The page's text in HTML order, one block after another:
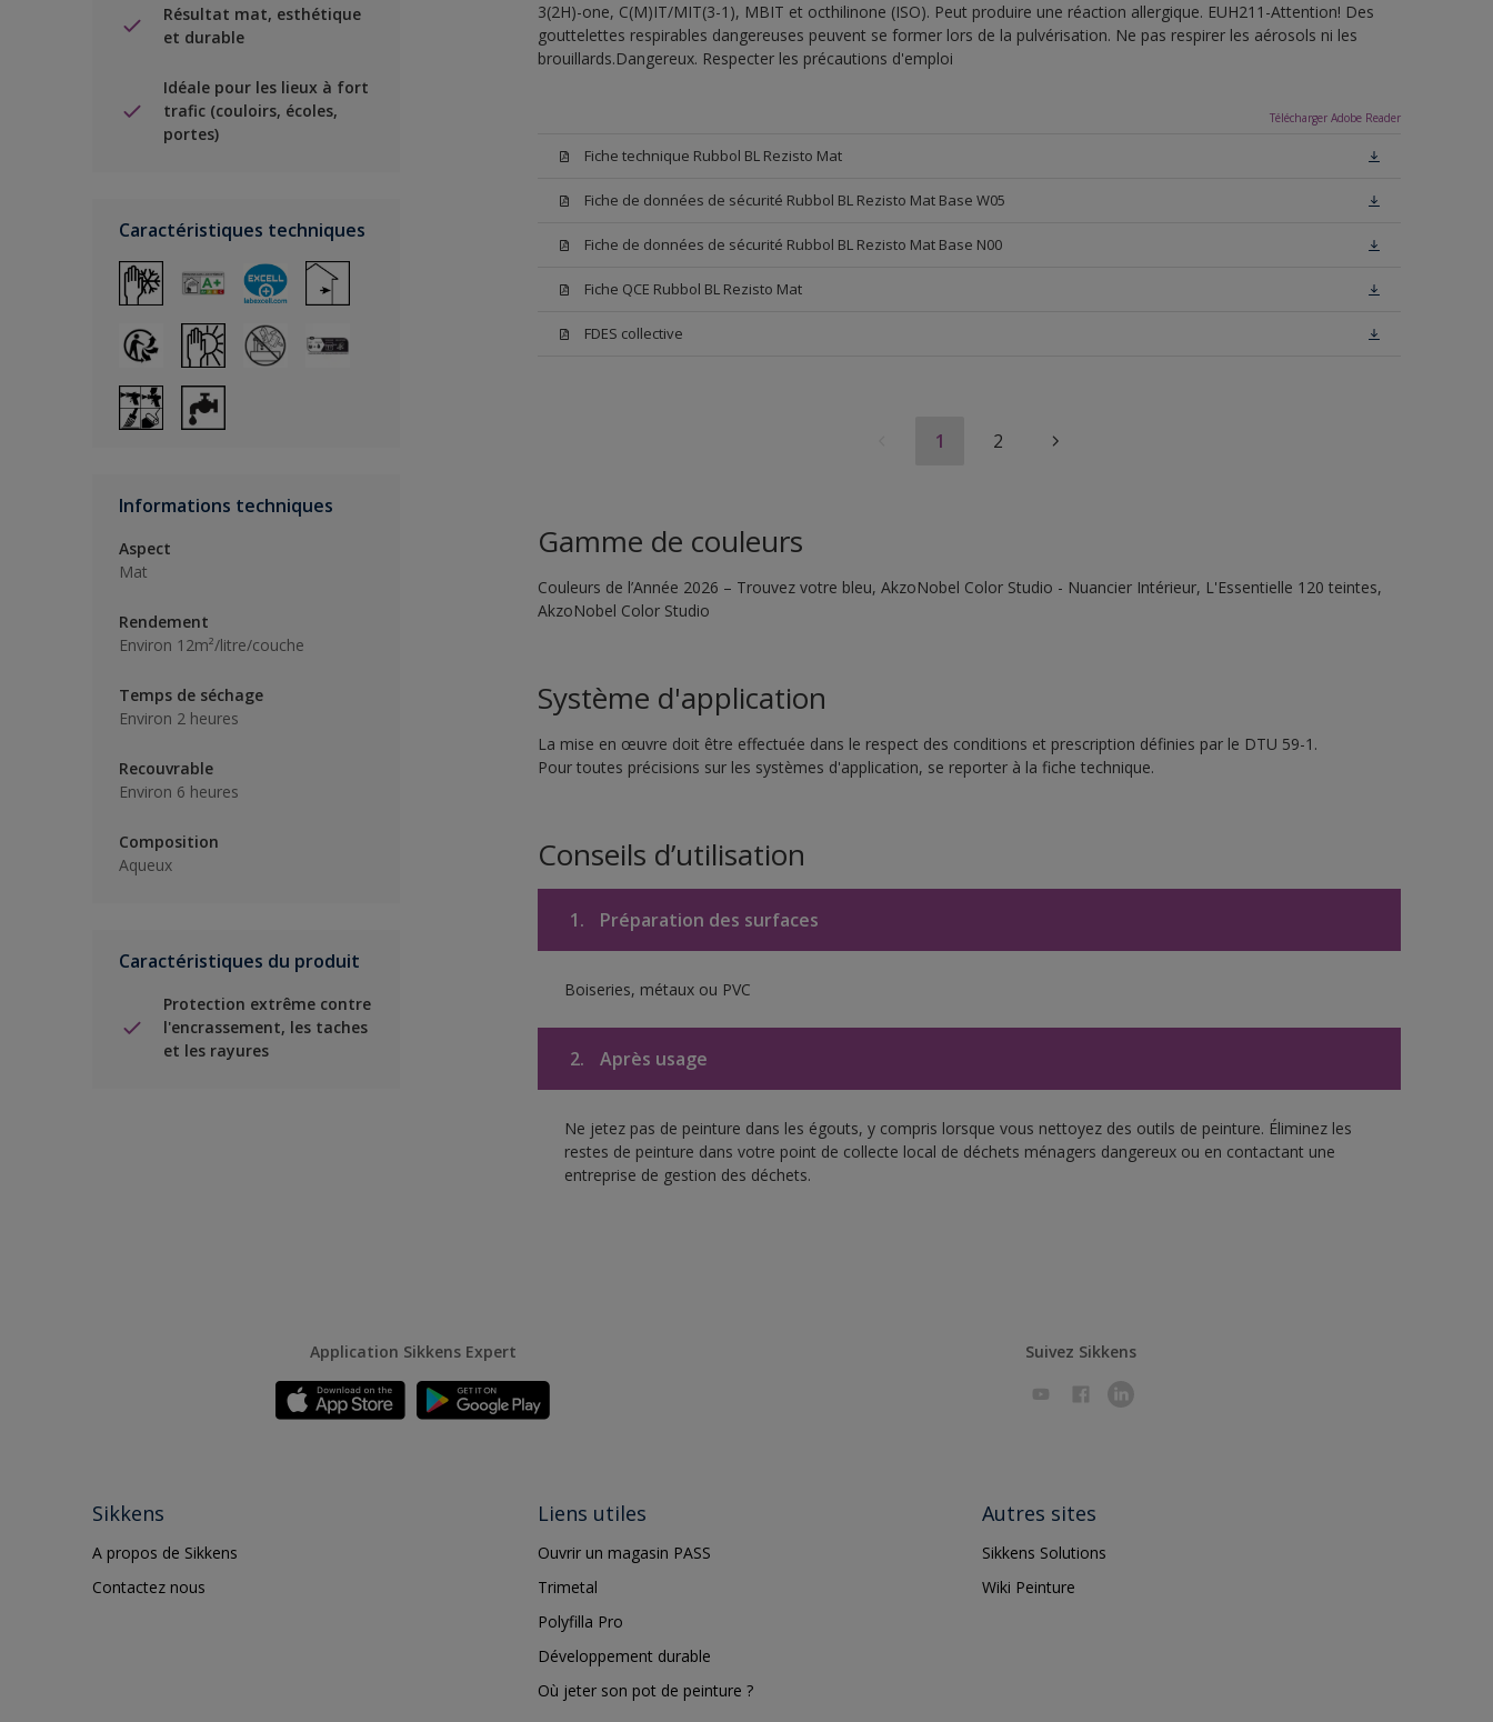
Résultat mat, esthétique
et durable
Idéale pour les lieux à fort
trafic (couloirs, écoles,
portes)
Caractéristiques techniques
Informations techniques
Aspect
Mat
Rendement
Environ 12m²/litre/couche
Temps de séchage
Environ 2 heures
Recouvrable
Environ 6 heures
Composition
Aqueux
Caractéristiques du produit
Protection extrême contre
l'encrassement, les taches
et les rayures
3(2H)-one, C(M)IT/MIT(3-1), MBIT et octhilinone (ISO). Peut produire une réaction allergique. EUH211-Attention! Des
gouttelettes respirables dangereuses peuvent se former lors de la pulvérisation. Ne pas respirer les aérosols ni les
brouillards.Dangereux. Respecter les précautions d'emploi
Télécharger Adobe Reader
Fiche technique Rubbol BL Rezisto Mat
Fiche de données de sécurité Rubbol BL Rezisto Mat Base W05
Fiche de données de sécurité Rubbol BL Rezisto Mat Base N00
Fiche QCE Rubbol BL Rezisto Mat
FDES collective
1 2
Gamme de couleurs
Couleurs de l’Année 2026 – Trouvez votre bleu, AkzoNobel Color Studio - Nuancier Intérieur, L'Essentielle 120 teintes,
AkzoNobel Color Studio
Système d'application
La mise en œuvre doit être effectuée dans le respect des conditions et prescription définies par le DTU 59-1.
Pour toutes précisions sur les systèmes d'application, se reporter à la fiche technique.
Conseils d’utilisation
1. Préparation des surfaces
Boiseries, métaux ou PVC
2. Après usage
Ne jetez pas de peinture dans les égouts, y compris lorsque vous nettoyez des outils de peinture. Éliminez les
restes de peinture dans votre point de collecte local de déchets ménagers dangereux ou en contactant une
entreprise de gestion des déchets.
Application Sikkens Expert Suivez Sikkens
Sikkens
A propos de Sikkens
Contactez nous
Liens utiles
Ouvrir un magasin PASS
Trimetal
Polyfilla Pro
Développement durable
Où jeter son pot de peinture ?
Autres sites
Sikkens Solutions
Wiki Peinture